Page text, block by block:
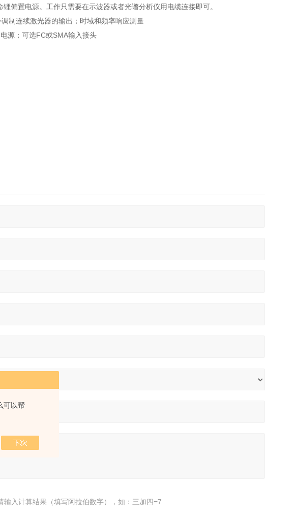
可以帮
偏置电源。工作只需要在示波器或者光谱分析仪用电缆连接即可。
制连续激光器的输出；时域和频率响应测量
源；可选FC或SMA输入接头
输入计算结果（填写阿拉伯数字），如：三加四=7